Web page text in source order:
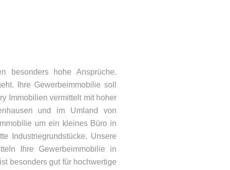
besonders hohe Ansprüche.
Ihre Gewerbeimmobilie soll
Immobilien vermittelt mit hoher
und im Umland von
um ein kleines Büro in
Industriegrundstücke. Unsere
Ihre Gewerbeimmobilie in
besonders gut für hochwertige